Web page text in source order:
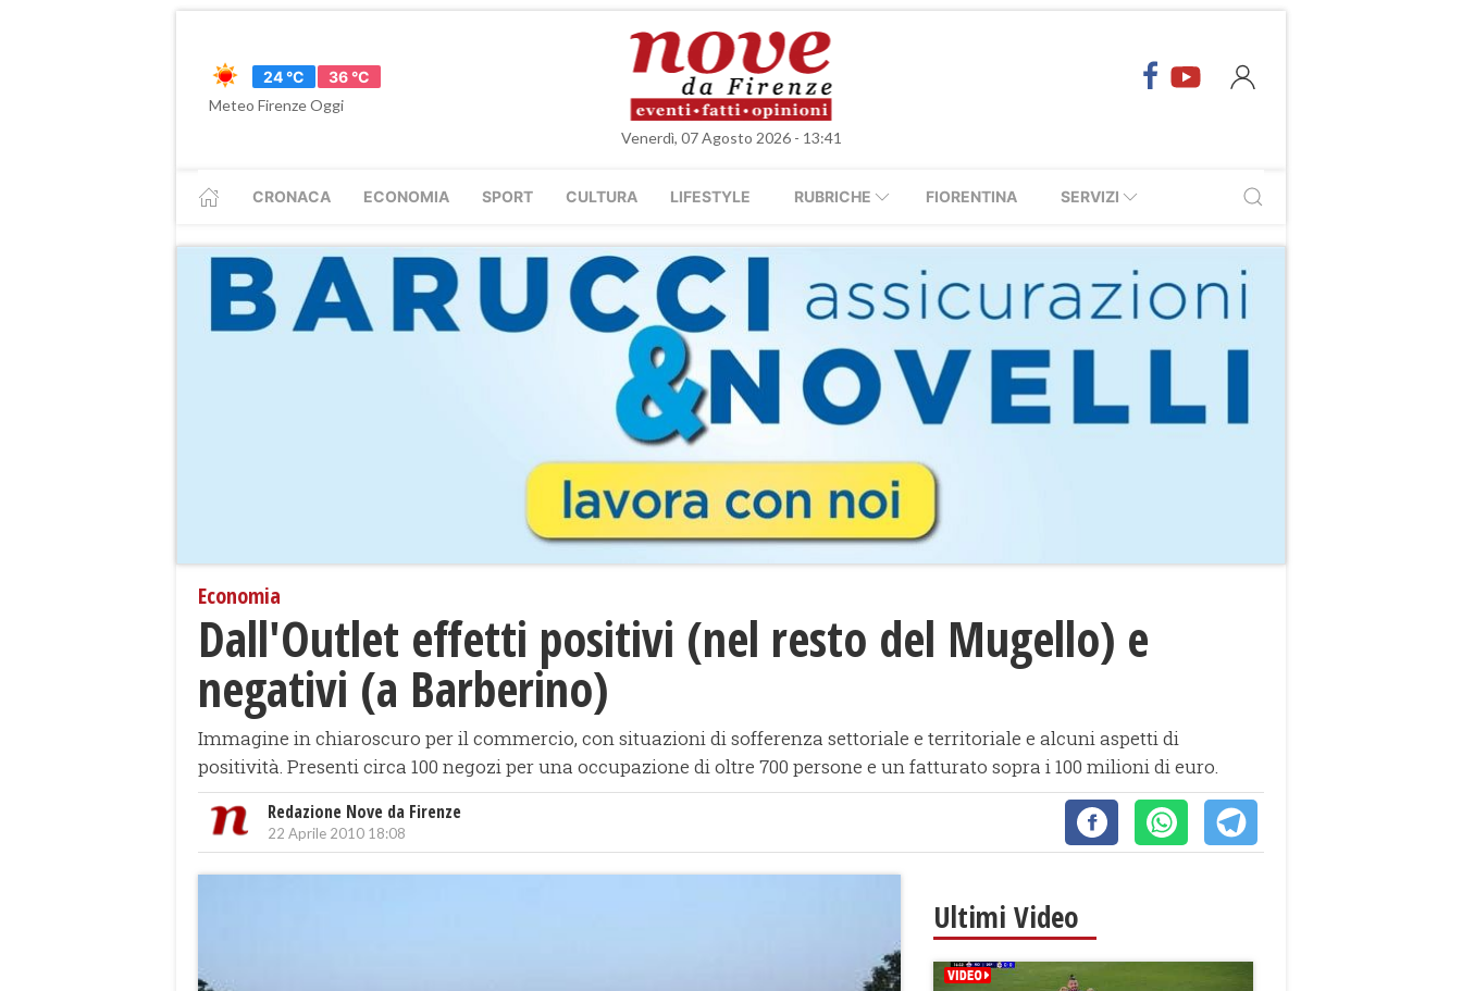
24 °C
36 °C
Meteo Firenze Oggi
Venerdì, 07 Agosto 2026 - 13:41
CRONACA ECONOMIA SPORT CULTURA LIFESTYLE RUBRICHE FIORENTINA SERVIZI
Economia
Dall'Outlet effetti positivi (nel resto del Mugello) e
negativi (a Barberino)
Immagine in chiaroscuro per il commercio, con situazioni di sofferenza settoriale e territoriale e alcuni aspetti di
positività. Presenti circa 100 negozi per una occupazione di oltre 700 persone e un fatturato sopra i 100 milioni di euro.
Redazione Nove da Firenze
22 Aprile 2010 18:08
Ultimi Video